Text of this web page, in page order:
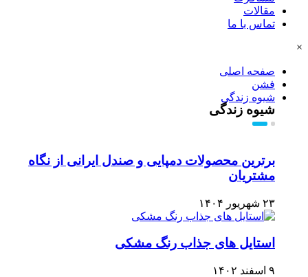
مقالات
تماس با ما
×
صفحه اصلی
فشن
شیوه زندگی
شیوه زندگی
برترین محصولات دمپایی و صندل ایرانی از نگاه
مشتریان
۲۳ شهریور ۱۴۰۴
استایل های جذاب رنگ مشکی
۹ اسفند ۱۴۰۲